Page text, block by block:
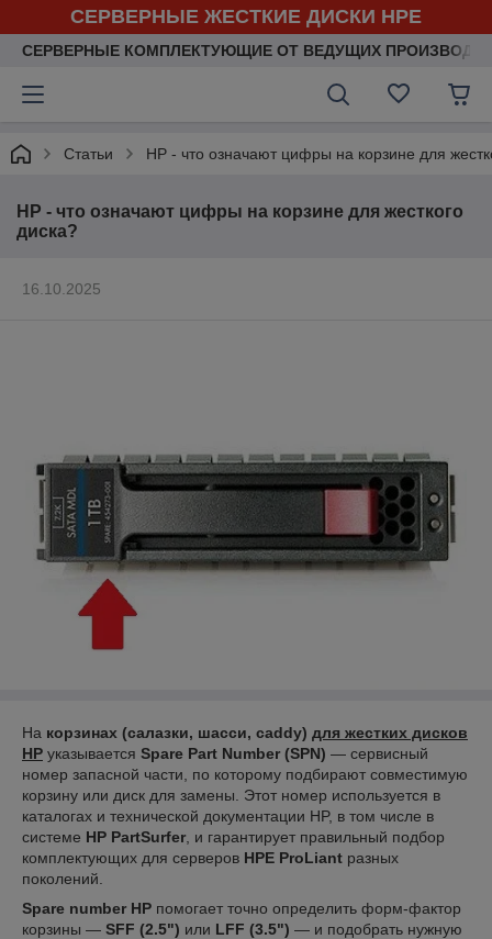
СЕРВЕРНЫЕ ЖЕСТКИЕ ДИСКИ HPE
СЕРВЕРНЫЕ КОМПЛЕКТУЮЩИЕ ОТ ВЕДУЩИХ
Статьи HP - что означают цифры на корзине для
HP - что означают цифры на корзине для жесткого
диска?
16.10.2025
На корзинах (салазки, шасси, caddy) для жестких дисков
HP указывается Spare Part Number (SPN) — сервисный
номер запасной части, по которому подбирают совместимую
корзину или диск для замены. Этот номер используется в
каталогах и технической документации HP, в том числе в
системе HP PartSurfer , и гарантирует правильный подбор
комплектующих для серверов HPE ProLiant разных
поколений.
Spare number HP помогает точно определить форм-фактор
корзины — SFF (2.5") или LFF (3.5") — и подобрать нужную